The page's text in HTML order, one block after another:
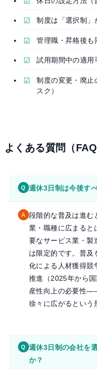
制度は「選択制」
管理職・昇格後も
試用期間中の適用
制度の変更・廃止
スク）
よくある質問（FAQ
Q 週休3日制は今後す
A
段階的な普及は進む
業・職種に広まると
要なサービス業・製
は限定的です。普
化による人材獲得競
推進（2025年から
産性向上の必要性
徐々に広がるという
Q
週休3日制の会社を
か？